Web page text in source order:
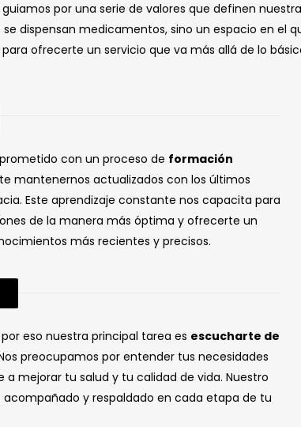
guiamos por una serie de valores que definen
dispensan medicamentos, sino un espacio en
ofrecerte un servicio que va más allá de lo
con un proceso de formación
mantenernos actualizados con los últimos
Este aprendizaje constante nos capacita para
de la manera más óptima y ofrecerte un
más recientes y precisos.
eso nuestra principal tarea es escucharte de
preocupamos por entender tus necesidades
mejorar tu salud y tu calidad de vida. Nuestro
y respaldado en cada etapa de tu